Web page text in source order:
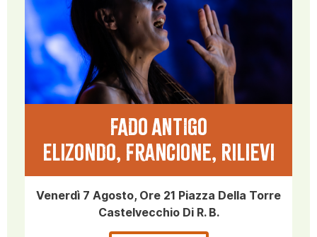
FADO ANTIGO
Elizondo, Francione, Rilievi
Venerdì 7 Agosto, Ore 21 Piazza Della Torre
Castelvecchio Di R. B.